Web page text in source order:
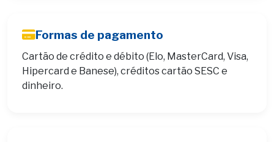
Formas de pagamento
Cartão de crédito e débito (Elo, MasterCard, Visa,
Hipercard e Banese), créditos cartão SESC e
dinheiro.